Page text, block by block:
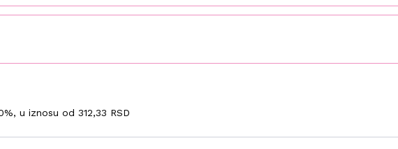
u iznosu od 312,33 RSD